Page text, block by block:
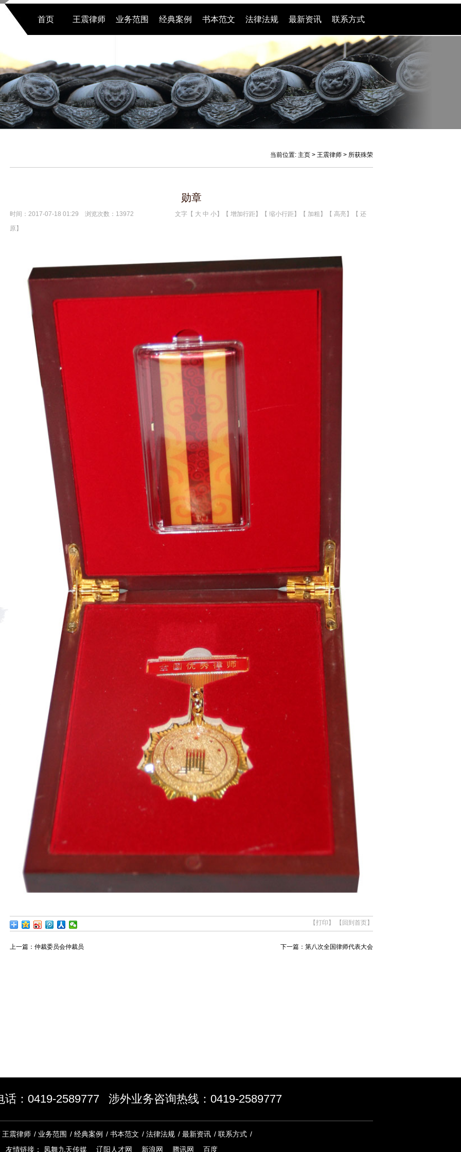
首页 王震律师 业务范围 经典案例 书本范文 法律法规 最新资讯 联系方式
当前位置: 主页 > 王震律师 > 所获殊荣
勋章
时间：2017-07-18 01:29 浏览次数：13972 文字【 大 中 小】【 增加行距 】【 缩小行距 】【 加粗 】【 高亮】【 还
原 】
【打印】 【回到首页】
上一篇： 仲裁委员会仲裁员 下一篇： 第八次全国律师代表大会
话：0419-2589777 涉外业务咨询热线：0419-2589777
王震律师 / 业务范围 / 经典案例 / 书本范文 / 法律法规 / 最新资讯 / 联系方式 /
友情链接： 凤舞九天传媒 辽阳人才网 新浪网 腾讯网 百度